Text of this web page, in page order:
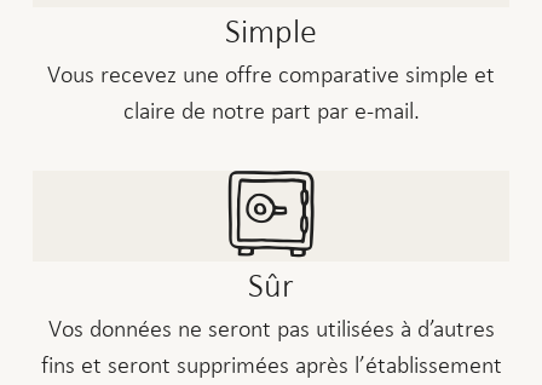
Simple
Vous recevez une offre comparative simple et
claire de notre part par e-mail.
Sûr
Vos données ne seront pas utilisées à d’autres
fins et seront supprimées après l’établissement